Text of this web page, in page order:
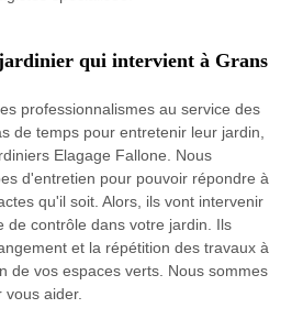
qui intervient à Grans
professionnalismes au service des
de temps pour entretenir leur jardin,
Elagage Fallone. Nous
d'entretien pour pouvoir répondre à
qu'il soit. Alors, ils vont intervenir
de contrôle dans votre jardin. Ils
et la répétition des travaux à
de vos espaces verts. Nous sommes
vous aider.